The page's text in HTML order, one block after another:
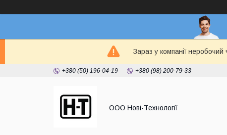
Зараз у компанії
+380 (50) 196-04-19 +380 (98) 200-79-33
ООО Нові-Технології